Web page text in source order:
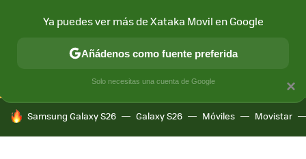
CONECTIVIDAD MÓVIL Y SOCIEDAD APLICACIONES
HOY SE HABLA DE
Samsung Galaxy S26 Galaxy S26 Móviles Movistar
×
Ya puedes ver más de Xataka Movil en Google
Añádenos como fuente preferida
Solo necesitas una cuenta de Google